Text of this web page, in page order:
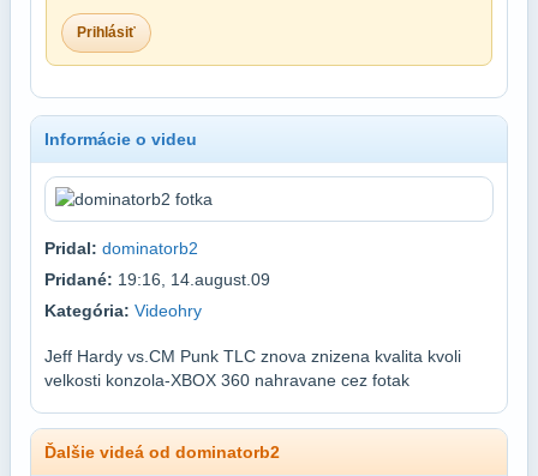
Prihlásiť
Informácie o videu
Pridal: dominatorb2
Pridané: 19:16, 14.august.09
Kategória: Videohry
Jeff Hardy vs.CM Punk TLC znova znizena kvalita kvoli
velkosti konzola-XBOX 360 nahravane cez fotak
Ďalšie videá od dominatorb2